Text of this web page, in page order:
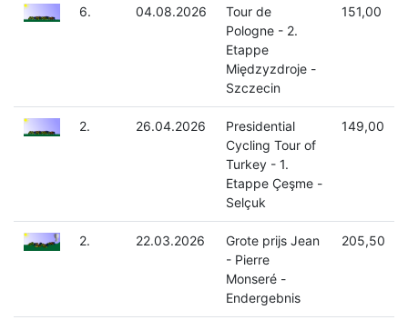
6. 04.08.2026
Tour de
Pologne - 2.
Etappe
Międzyzdroje -
Szczecin
151,00
2. 26.04.2026
Presidential
Cycling Tour of
Turkey - 1.
Etappe Çeşme -
Selçuk
149,00
2. 22.03.2026
Grote prijs Jean
- Pierre
Monseré -
Endergebnis
205,50